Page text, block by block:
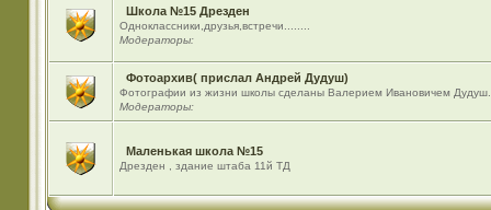
Школа №15 Дрезден
Одноклассники,друзья,встречи........
Модераторы:
Фотоархив( прислал Андрей Дудуш)
Фотографии из жизни школы сделаны Валерием Ивановичем Дудуш.
Модераторы:
Маленькая школа №15
Дрезден , здание штаба 11й ТД